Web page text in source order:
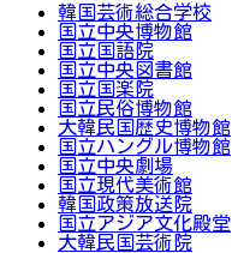
韓国芸術総合学校
国立中央博物館
国立国語院
国立中央図書館
国立国楽院
国立民俗博物館
大韓民国歴史博物館
国立ハングル博物館
国立中央劇場
国立現代美術館
韓国政策放送院
国立アジア文化殿堂
大韓民国芸術院